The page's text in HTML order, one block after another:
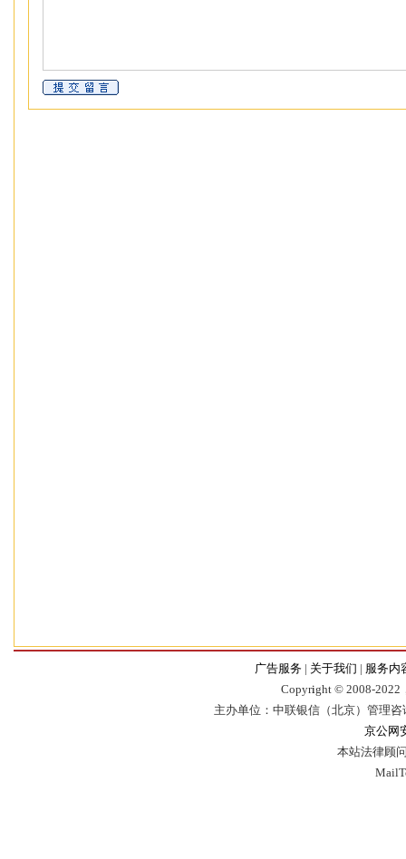
广告服务 | 关于我们 | 服务内
Copyright © 2008-2022
主办单位：中联银信（北京）管理
京公网
本站法律顾